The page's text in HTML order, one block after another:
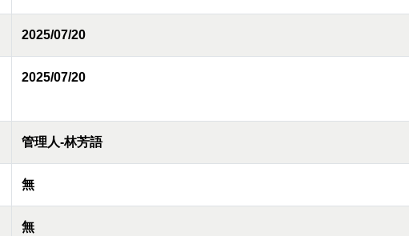
2025/07/20
2025/07/20
管理人-林芳語
無
無